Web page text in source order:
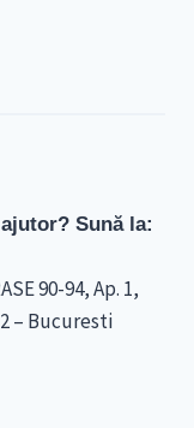
Sună la:
90-94, Ap. 1,
– Bucuresti